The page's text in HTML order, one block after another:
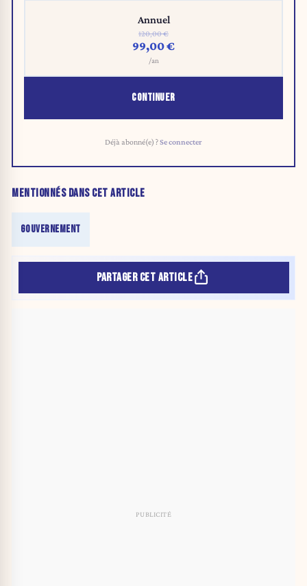
Annuel
120,00 €
99,00 €
/an
CONTINUER
Déjà abonné(e) ?Se connecter
MENTIONNÉS DANS CET ARTICLE
GOUVERNEMENT
PARTAGER CET ARTICLE